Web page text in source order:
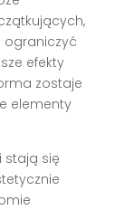
efekty
zostaje
elementy
stają się